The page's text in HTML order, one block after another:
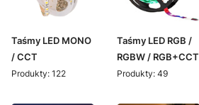
Taśmy LED MONO
/ CCT
Produkty: 122
Taśmy LED RGB /
RGBW / RGB+CCT
Produkty: 49